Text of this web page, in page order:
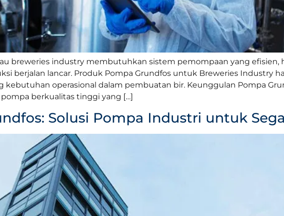
breweries industry membutuhkan sistem pemompaan yang efisien,
berjalan lancar. Produk Pompa Grundfos untuk Breweries Industry
operasional dalam pembuatan bir. Keunggulan Pompa
berkualitas tinggi yang […]
Solusi Pompa Industri untuk